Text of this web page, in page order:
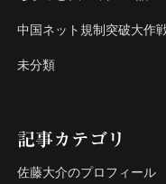
中国ネット規制突破大作
未分類
記事カテゴリ
佐藤大介のプロフィール